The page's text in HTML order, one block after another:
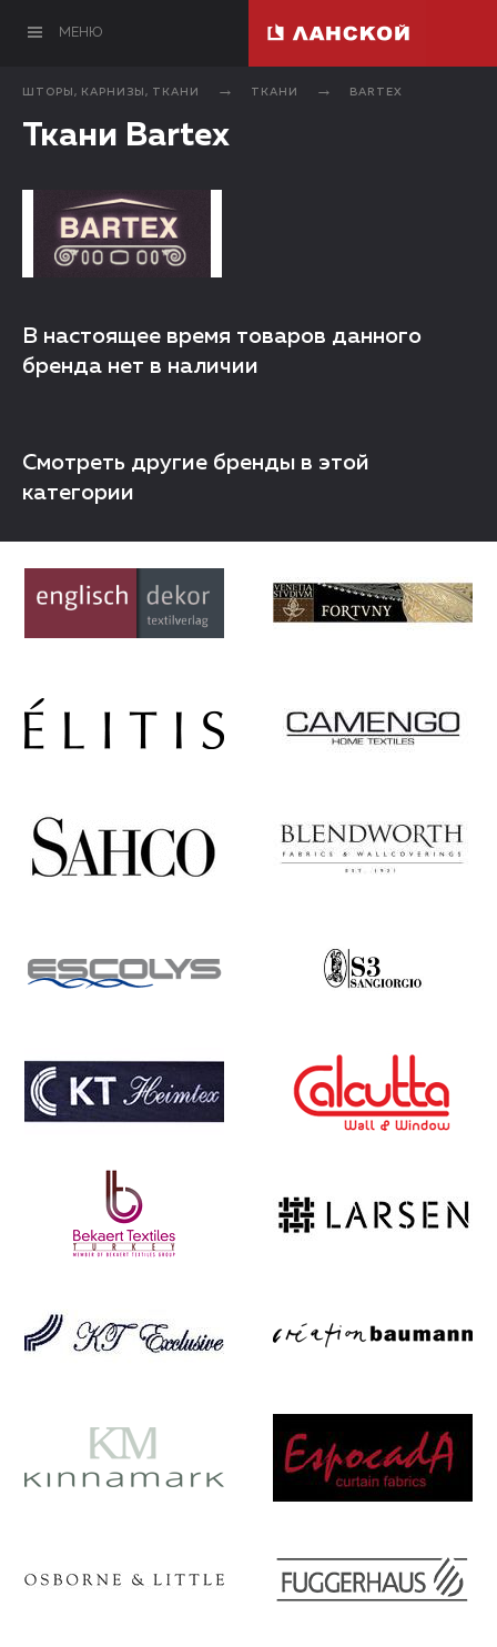
МЕНЮ
ШТОРЫ, КАРНИЗЫ, ТКАНИ ТКАНИ BARTEX
Ткани Bartex
В настоящее время товаров данного
бренда нет в наличии
Смотреть другие бренды в этой
категории